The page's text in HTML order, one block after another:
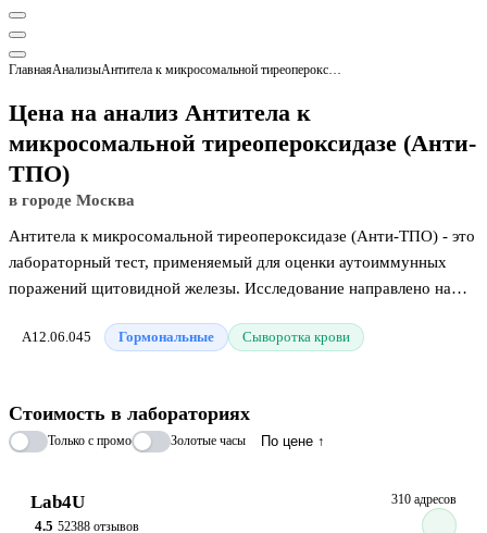
ГлавнаяАнализы Антитела к микросомальной тиреопероксидазе (Анти-ТПО)
Цена на анализ Антитела к
микросомальной тиреопероксидазе (Анти-
ТПО)
в городе Москва
Антитела к микросомальной тиреопероксидазе (Анти-ТПО) - это
лабораторный тест, применяемый для оценки аутоиммунных
поражений щитовидной железы. Исследование направлено на
иммунной системой против собственных ферментов
тиреоидит Хашимото, диффузный токсический зоб и другие
нарушения функции железы. Полученные результаты позволяют
процесса и своевременно установить надобность в назначении
или корректировке гормональной терапии.
A12.06.045 Гормональные Сыворотка крови
Стоимость в лабораториях
Только с промо Золотые часы По цене ↑
Lab4U
4.5 52388 отзывов
310 адресов